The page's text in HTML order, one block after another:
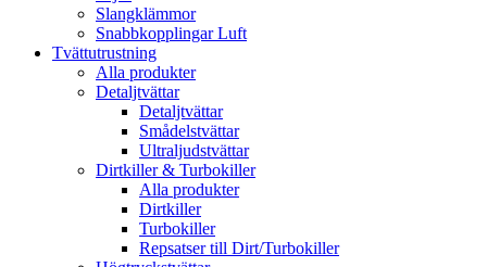
Slangklämmor
Snabbkopplingar Luft
Tvättutrustning
Alla produkter
Detaljtvättar
Detaljtvättar
Smådelstvättar
Ultraljudstvättar
Dirtkiller & Turbokiller
Alla produkter
Dirtkiller
Turbokiller
Repsatser till Dirt/Turbokiller